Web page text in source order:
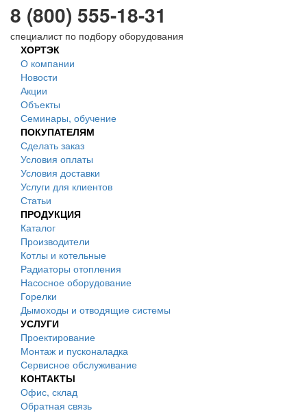
8 (800) 555-18-31
специалист по подбору оборудования
ХОРТЭК
О компании
Новости
Акции
Объекты
Семинары, обучение
ПОКУПАТЕЛЯМ
Сделать заказ
Условия оплаты
Условия доставки
Услуги для клиентов
Статьи
ПРОДУКЦИЯ
Каталог
Производители
Котлы и котельные
Радиаторы отопления
Насосное оборудование
Горелки
Дымоходы и отводящие системы
УСЛУГИ
Проектирование
Монтаж и пусконаладка
Сервисное обслуживание
КОНТАКТЫ
Офис, склад
Обратная связь